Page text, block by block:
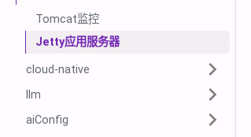
Tomcat监控
Jetty应用服务器
cloud-native
llm
aiConfig